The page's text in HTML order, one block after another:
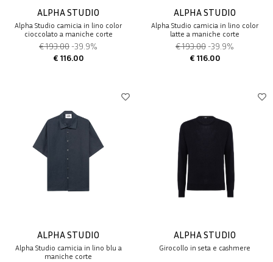
ALPHA STUDIO
Alpha Studio camicia in lino color
cioccolato a maniche corte
€ 193.00 -39.9%
€ 116.00
ALPHA STUDIO
Alpha Studio camicia in lino color
latte a maniche corte
€ 193.00 -39.9%
€ 116.00
ALPHA STUDIO
Alpha Studio camicia in lino blu a
maniche corte
ALPHA STUDIO
Girocollo in seta e cashmere